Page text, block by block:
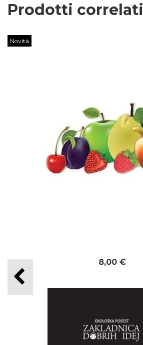
Prodotti correlati
Novità
8,00 €